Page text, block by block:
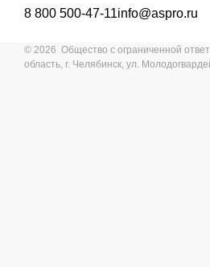
8 800 500-47-11info@aspro.ru
© 2026 Общество с ограниченной
область, г. Челябинск, ул.